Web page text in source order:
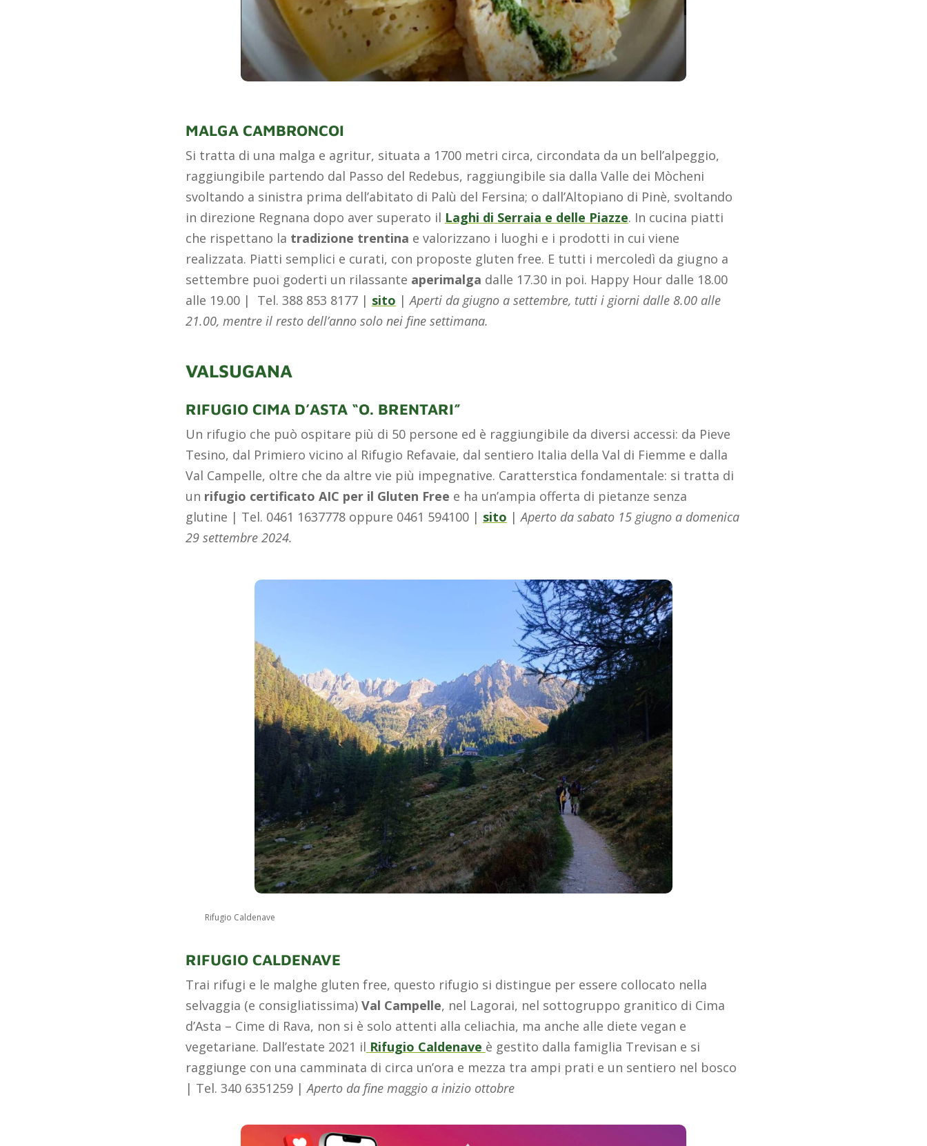
MALGA CAMBRONCOI
Si tratta di una malga e agritur, situata a 1700 metri circa, circondata da un bell’alpeggio,
raggiungibile partendo dal Passo del Redebus, raggiungibile sia dalla Valle dei Mòcheni
svoltando a sinistra prima dell’abitato di Palù del Fersina; o dall’Altopiano di Pinè, svoltando
in direzione Regnana dopo aver superato il Laghi di Serraia e delle Piazze. In cucina piatti
che rispettano la tradizione trentina e valorizzano i luoghi e i prodotti in cui viene
realizzata. Piatti semplici e curati, con proposte gluten free. E tutti i mercoledì da giugno a
settembre puoi goderti un rilassante aperimalga dalle 17.30 in poi. Happy Hourdalle 18.00
alle 19.00 |
Tel. 388 853 8177 | sito |Aperti da giugno a settembre, tutti i giorni dalle 8.00 alle
21.00, mentre il resto dell’anno solo nei fine settimana.
VALSUGANA
RIFUGIO CIMA D’ASTA “O. BRENTARI”
Un rifugio che può ospitare più di 50 persone ed è raggiungibile da diversi accessi: da Pieve
Tesino, dal Primiero vicino al Rifugio Refavaie, dal sentiero Italia della Val di Fiemme e dalla
Val Campelle, oltre che da altre vie più impegnative. Caratterstica fondamentale: si tratta di
un rifugio certificato AIC per il Gluten Free e ha un’ampia offerta di pietanze senza
glutine | Tel. 0461 1637778 oppure 0461 594100 | sito |Aperto da sabato 15 giugno a domenica
29 settembre 2024.
Rifugio Caldenave
RIFUGIO CALDENAVE
Trai rifugi e le malghe gluten free, questo rifugio si distingue per essere collocato nella
selvaggia (e consigliatissima) Val Campelle, nel Lagorai, nel sottogruppo granitico di Cima
d’Asta – Cime di Rava, non si è solo attenti alla celiachia, ma anche alle diete vegan e
vegetariane. Dall’estate 2021 il Rifugio Caldenave è gestito dalla famiglia Trevisan e si
raggiunge con una camminata di circa un’ora e mezza tra ampi prati e un sentiero nel bosco
| Tel. 340 6351259 |Aperto da fine maggio a inizio ottobre